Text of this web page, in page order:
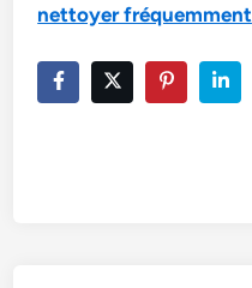
nettoyer fréquemment